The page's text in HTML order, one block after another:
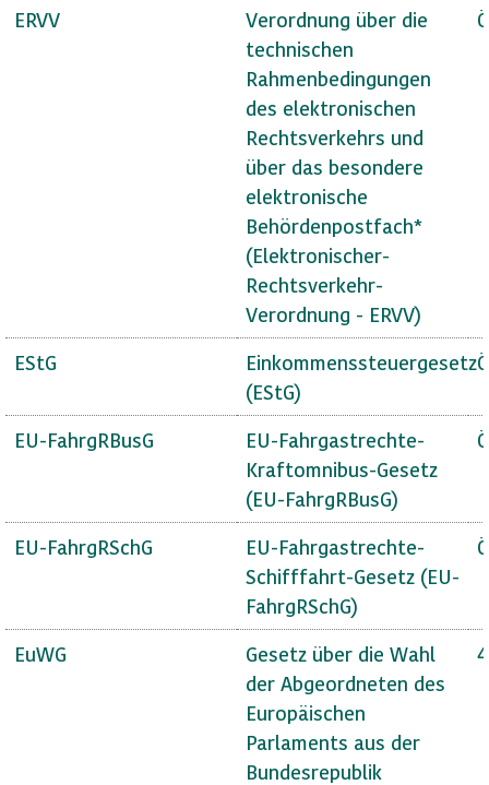
ERVV
Verordnung über die
technischen
Rahmenbedingungen
des elektronischen
Rechtsverkehrs und
über das besondere
elektronische
Behördenpostfach*
(Elektronischer-
Rechtsverkehr-
Verordnung - ERVV)
EStG
Einkommenssteuergesetz
(EStG)
EU-FahrgRBusG
EU-Fahrgastrechte-
Kraftomnibus-Gesetz
(EU-FahrgRBusG)
EU-FahrgRSchG
EU-Fahrgastrechte-
Schifffahrt-Gesetz (EU-
FahrgRSchG)
EuWG
Gesetz über die Wahl
der Abgeordneten des
Europäischen
Parlaments aus der
Bundesrepublik